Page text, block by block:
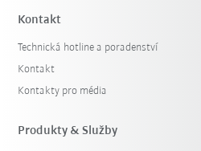
Kontakt
Technická hotline a poradenství
Kontakt
Kontakty pro média
Produkty & Služby